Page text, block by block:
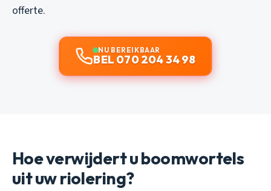
offerte.
NU BEREIKBAAR
BEL 070 204 34 98
Hoe verwijdert u boomwortels
uit uw riolering?